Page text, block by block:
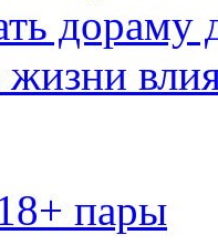
дораму
пары